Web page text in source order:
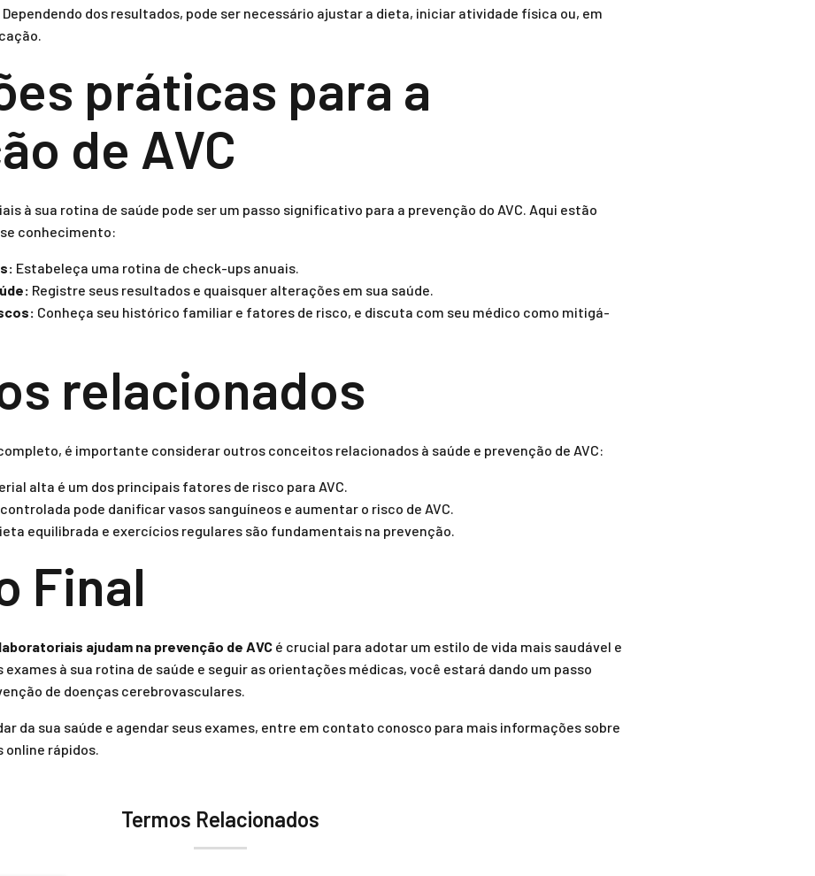
Dependendo dos resultados, pode ser necessário ajustar a dieta, iniciar atividade física ou, em
práticas para a
de AVC
à sua rotina de saúde pode ser um passo significativo para a prevenção do AVC. Aqui estão
conhecimento:
Estabeleça uma rotina de check-ups anuais.
Registre seus resultados e quaisquer alterações em sua saúde.
Conheça seu histórico familiar e fatores de risco, e discuta com seu médico como mitigá-
relacionados
é importante considerar outros conceitos relacionados à saúde e prevenção de AVC:
alta é um dos principais fatores de risco para AVC.
pode danificar vasos sanguíneos e aumentar o risco de AVC.
equilibrada e exercícios regulares são fundamentais na prevenção.
Final
ajudam na prevenção de AVC é crucial para adotar um estilo de vida mais saudável e
à sua rotina de saúde e seguir as orientações médicas, você estará dando um passo
de doenças cerebrovasculares.
da sua saúde e agendar seus exames, entre em contato conosco para mais informações sobre
rápidos.
Termos Relacionados